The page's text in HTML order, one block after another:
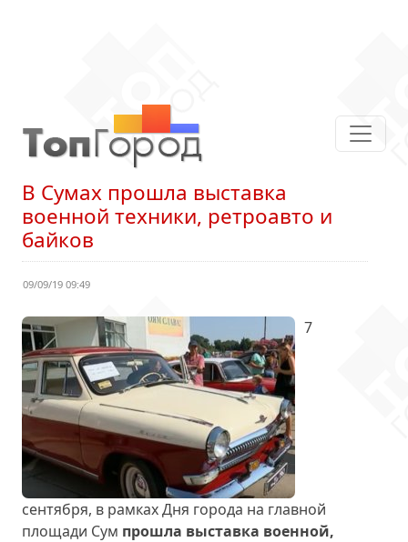
В Сумах прошла выставка
военной техники, ретроавто и
байков
09/09/19 09:49
7
сентября, в рамках Дня города на главной
площади Сум прошла выставка военной,